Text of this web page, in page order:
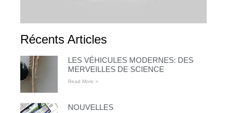
Récents Articles
LES VÉHICULES MODERNES: DES
MERVEILLES DE SCIENCE
Read More »
NOUVELLES